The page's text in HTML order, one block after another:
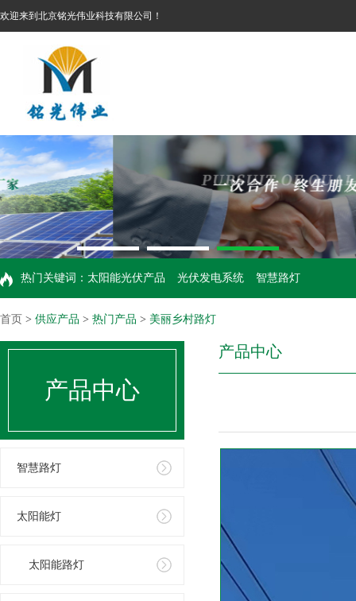
欢迎来到北京铭光伟业科技有限公司！
热门关键词： 太阳能光伏产品 光伏发电系统 智慧路灯
首页 > 供应产品 > 热门产品 > 美丽乡村路灯
产品中心
智慧路灯
太阳能灯
太阳能路灯
产品中心